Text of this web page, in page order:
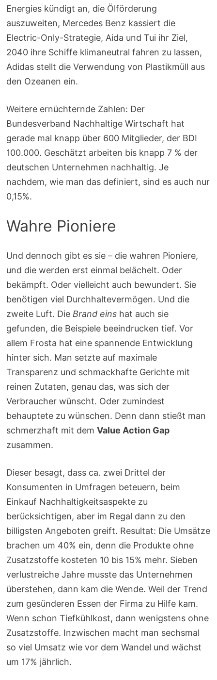
Energies kündigt an, die Ölförderung
auszuweiten, Mercedes Benz kassiert die
Electric-Only-Strategie, Aida und Tui ihr Ziel,
2040 ihre Schiffe klimaneutral fahren zu lassen,
Adidas stellt die Verwendung von Plastikmüll aus
den Ozeanen ein.
Weitere ernüchternde Zahlen: Der
Bundesverband Nachhaltige Wirtschaft hat
gerade mal knapp über 600 Mitglieder, der BDI
100.000. Geschätzt arbeiten bis knapp 7 % der
deutschen Unternehmen nachhaltig. Je
nachdem, wie man das definiert, sind es auch nur
0,15%.
Wahre Pioniere
Und dennoch gibt es sie – die wahren Pioniere,
und die werden erst einmal belächelt. Oder
bekämpft. Oder vielleicht auch bewundert. Sie
benötigen viel Durchhaltevermögen. Und die
zweite Luft. Die Brand eins hat auch sie
gefunden, die Beispiele beeindrucken tief. Vor
allem Frosta hat eine spannende Entwicklung
hinter sich. Man setzte auf maximale
Transparenz und schmackhafte Gerichte mit
reinen Zutaten, genau das, was sich der
Verbraucher wünscht. Oder zumindest
behauptete zu wünschen. Denn dann stießt man
schmerzhaft mit demValue Action Gap
zusammen.
Dieser besagt, dass ca. zwei Drittel der
Konsumenten in Umfragen beteuern, beim
Einkauf Nachhaltigkeitsaspekte zu
berücksichtigen, aber im Regal dann zu den
billigsten Angeboten greift. Resultat: Die Umsätze
brachen um 40% ein, denn die Produkte ohne
Zusatzstoffe kosteten 10 bis 15% mehr. Sieben
verlustreiche Jahre musste das Unternehmen
überstehen, dann kam die Wende. Weil der Trend
zum gesünderen Essen der Firma zu Hilfe kam.
Wenn schon Tiefkühlkost, dann wenigstens ohne
Zusatzstoffe. Inzwischen macht man sechsmal
so viel Umsatz wie vor dem Wandel und wächst
um 17% jährlich.